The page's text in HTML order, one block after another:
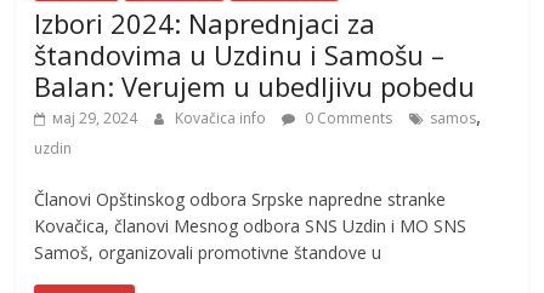
Izbori 2024: Naprednjaci za
štandovima u Uzdinu i Samošu –
Balan: Verujem u ubedljivu pobedu
мај 29, 2024 Kovačica info 0 Comments samos,
uzdin
Članovi Opštinskog odbora Srpske napredne stranke
Kovačica, članovi Mesnog odbora SNS Uzdin i MO SNS
Samoš, organizovali promotivne štandove u